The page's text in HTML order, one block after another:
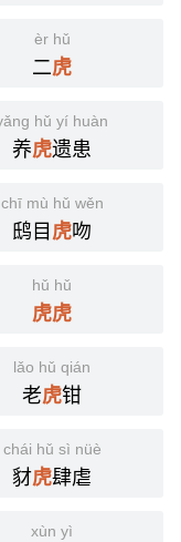
èr hǔ
二虎
hǔ yí huàn
养虎遗患
chī mù hǔ wěn
鸱目虎吻
hǔ hǔ
虎虎
lǎo hǔ qián
老虎钳
chái hǔ sì nüè
豺虎肆虐
xùn yì